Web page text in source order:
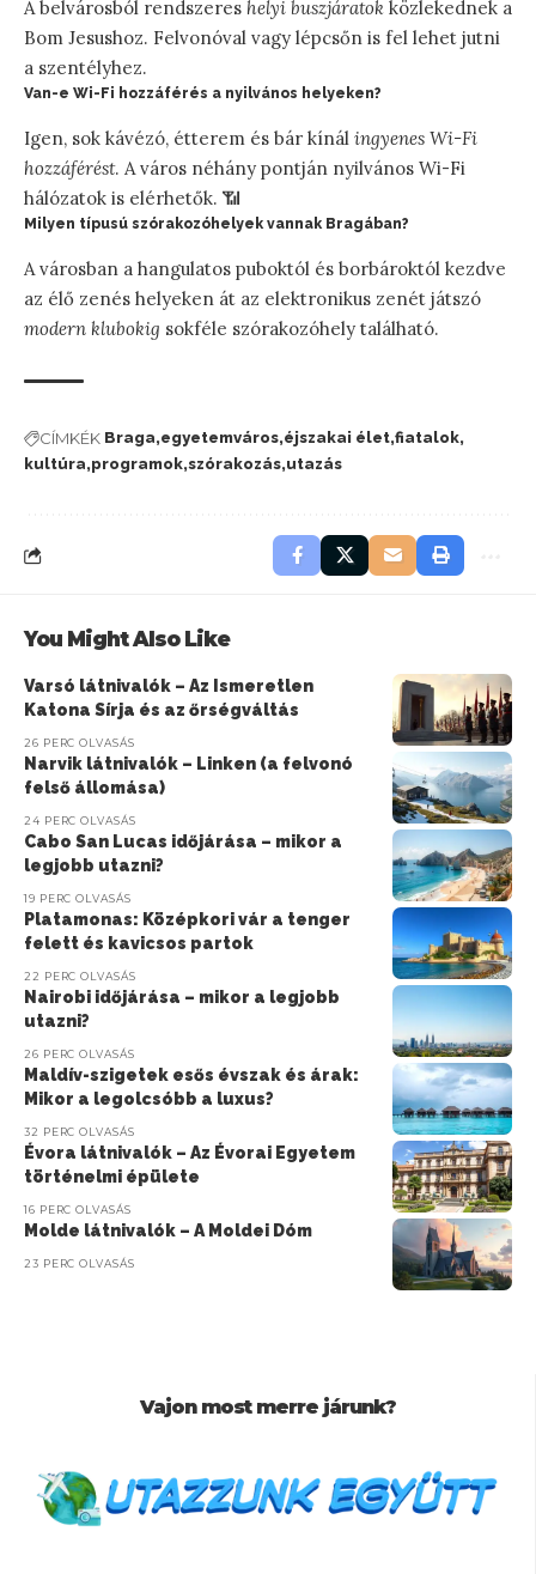
A belvárosból rendszeres helyi buszjáratok közlekednek a
Bom Jesushoz. Felvonóval vagy lépcsőn is fel lehet jutni
a szentélyhez.
Van-e Wi-Fi hozzáférés a nyilvános helyeken?
Igen, sok kávézó, étterem és bár kínál ingyenes Wi-Fi
hozzáférést. A város néhány pontján nyilvános Wi-Fi
hálózatok is elérhetők. 📶
Milyen típusú szórakozóhelyek vannak Bragában?
A városban a hangulatos puboktól és borbároktól kezdve
az élő zenés helyeken át az elektronikus zenét játszó
modern klubokig sokféle szórakozóhely található.
CÍMKÉK Braga egyetemváros éjszakai élet fiatalok
kultúra programok szórakozás utazás
You Might Also Like
Varsó látnivalók – Az Ismeretlen
Katona Sírja és az őrségváltás
26 PERC OLVASÁS
Narvik látnivalók – Linken (a felvonó
felső állomása)
24 PERC OLVASÁS
Cabo San Lucas időjárása – mikor a
legjobb utazni?
19 PERC OLVASÁS
Platamonas: Középkori vár a tenger
felett és kavicsos partok
22 PERC OLVASÁS
Nairobi időjárása – mikor a legjobb
utazni?
26 PERC OLVASÁS
Maldív-szigetek esős évszak és árak:
Mikor a legolcsóbb a luxus?
32 PERC OLVASÁS
Évora látnivalók – Az Évorai Egyetem
történelmi épülete
16 PERC OLVASÁS
Molde látnivalók – A Moldei Dóm
23 PERC OLVASÁS
Vajon most merre járunk?